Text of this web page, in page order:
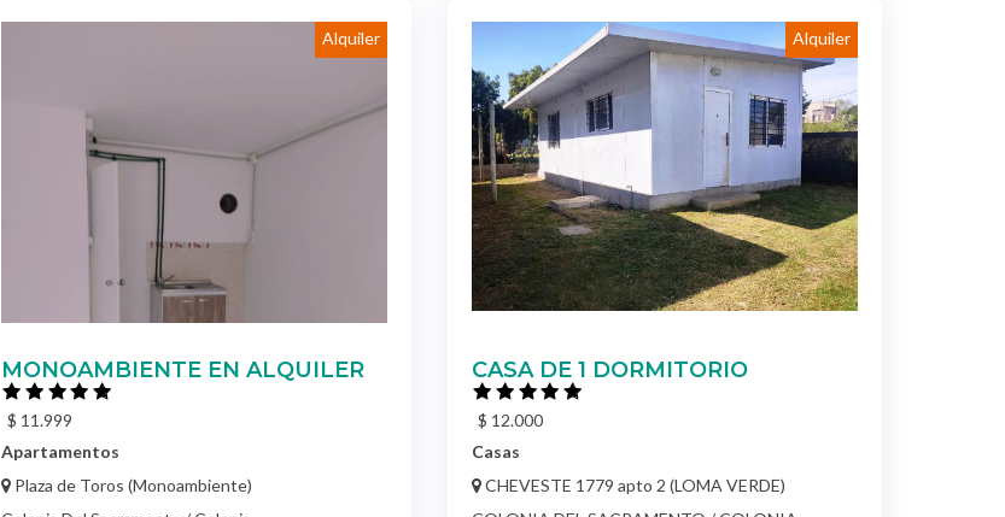
MONOAMBIENTE EN ALQUILER
$ 11.999
Apartamentos
Plaza de Toros (Monoambiente)
Colonia Del Sacramento / Colonia
CASA DE 1 DORMITORIO
$ 12.000
Casas
CHEVESTE 1779 apto 2 (LOMA VERDE)
COLONIA DEL SACRAMENTO / COLONIA